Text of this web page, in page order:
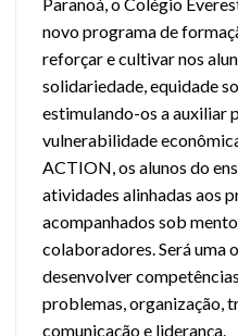
novo programa de
reforçar e cultivar nos
solidariedade, equidade
estimulando-os a auxiliar
vulnerabilidade
ACTION, os alunos do
atividades alinhadas aos
acompanhados sob
colaboradores. Será uma
desenvolver
problemas, organização,
comunicação e liderança.